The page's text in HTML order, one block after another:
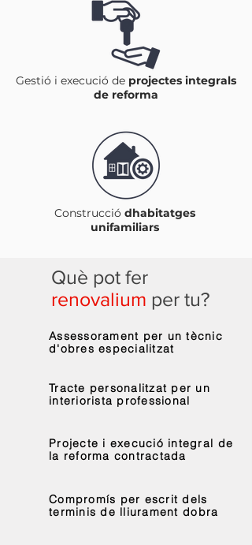
Gestió i execució de projectes integrals
de reforma
Construcció dhabitatges
unifamiliars
Què pot fer
renovalium per tu?
Assessorament per un tècnic
d'obres especialitzat
Tracte personalitzat per un
interiorista professional
Projecte i execució integral de
la reforma contractada
Compromís per escrit dels
terminis de lliurament dobra